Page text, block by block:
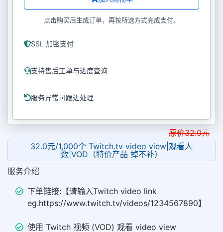
点击购买后生成订单，再按所选方式完成支付。
SSL 加密支付
支持售后工单与进度查询
服务异常可跟进处理
原价32.0元
32.0元/1,000个 Twitch.tv video view|观看人
数|VOD（特价产品 掉不补）
服务介绍
下单链接:【请输入Twitch video link
eg.https://www.twitch.tv/videos/1234567890】
使用 Twitch 视频 (VOD) 观看 video view